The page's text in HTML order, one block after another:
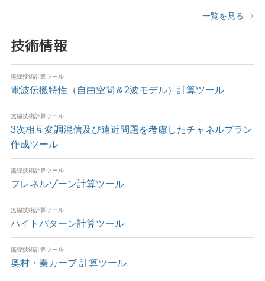
一覧を見る
技術情報
無線技術計算ツール
電波伝搬特性（自由空間＆2波モデル）計算ツール
無線技術計算ツール
3次相互変調混信及び遠近問題を考慮したチャネルプラン
作成ツール
無線技術計算ツール
フレネルゾーン計算ツール
無線技術計算ツール
ハイトパターン計算ツール
無線技術計算ツール
奥村・秦カーブ 計算ツール